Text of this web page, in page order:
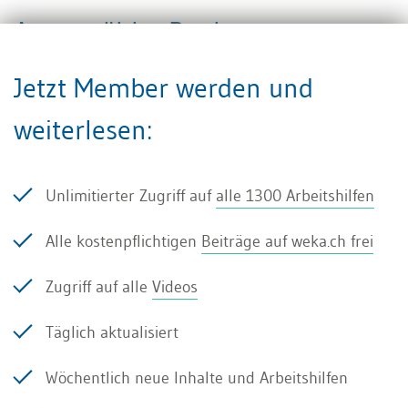
Ausgewählte Punkte zum
Anhang unter dem OR-
Rechnungslegungsrecht
Der Anhang wird im aktuellen
OR
geregelt. In der Praxis beobachten wir in der
Ausgestaltung des Anhangs grosse
beschränkt sich die Offenlegung auf das
absolute Minimum im Sinne der gesetzlichen
Jetzt Member werden und
weiterlesen:
Unlimitierter Zugriff auf alle 1300 Arbeitshilfen
Alle kostenpflichtigen Beiträge auf weka.ch frei
Zugriff auf alle Videos
Täglich aktualisiert
Wöchentlich neue Inhalte und Arbeitshilfen